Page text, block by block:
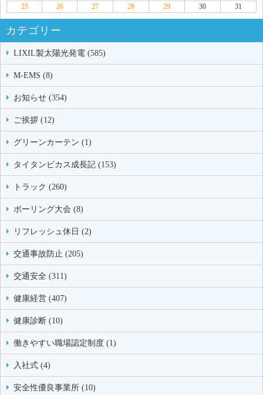
25
26 27 28 29 30 31
カテゴリー
LIXIL製太陽光発電 (585)
M-EMS (8)
お知らせ (354)
ご挨拶 (12)
グリーンカーテン (1)
タイタンビカス成長記 (153)
トラック (260)
ボーリング大会 (8)
リフレッシュ休日 (2)
交通事故防止 (205)
交通安全 (311)
健康経営 (407)
健康診断 (10)
働きやすい職場認定制度 (1)
入社式 (4)
安全性優良事業所 (10)